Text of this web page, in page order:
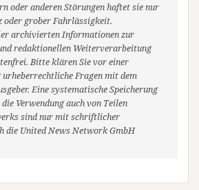
oder anderen Störungen haftet sie nur
oder grober Fahrlässigkeit.
archivierten Informationen zur
redaktionellen Weiterverarbeitung
Bitte klären Sie vor einer
Fragen mit dem
Eine systematische Speicherung
Verwendung auch von Teilen
sind nur mit schriftlicher
die United News Network GmbH